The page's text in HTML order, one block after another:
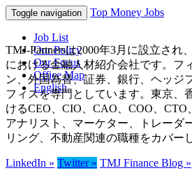
Toggle navigation Top Money Jobs
Job List
Our Policy
Our Focus
Office Map
English
TMJ-Partnersは2000年3月に設立され
における金融人材紹介会社です。フ
ン、外国為替、証券、銀行、ヘッジ
フィスを専門としています。東京、
けるCEO、CIO、CAO、COO、CTO
アナリスト、マーケター、トレーダ
リング、不動産関連の職種をカバー
LinkedIn » Twitter » TMJ Finance Blog »